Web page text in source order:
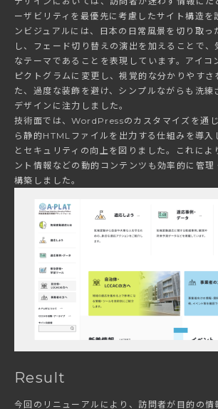
ーザビリティを最優先に考慮したサイト構造を
ンビジュアルには、日本の日常風景を切り取っ
し、フェード切り替えの演出を加えることで、
なテーマであることを表現しています。アイコ
ピクトグラムに変更し、視覚的な分かりやすさ
た、過度な装飾を避け、シンプルながらも洗練
デザインに注力しました。
技術面では、WordPressのカスタマイズを通
ら静的HTMLファイルを出力する仕組みを導入
とセキュリティの向上を図りました。これによ
ント情報などの動的コンテンツも効率的に管理
構築しました。
Result
今回のリニューアルにより、訪問者が目的の情